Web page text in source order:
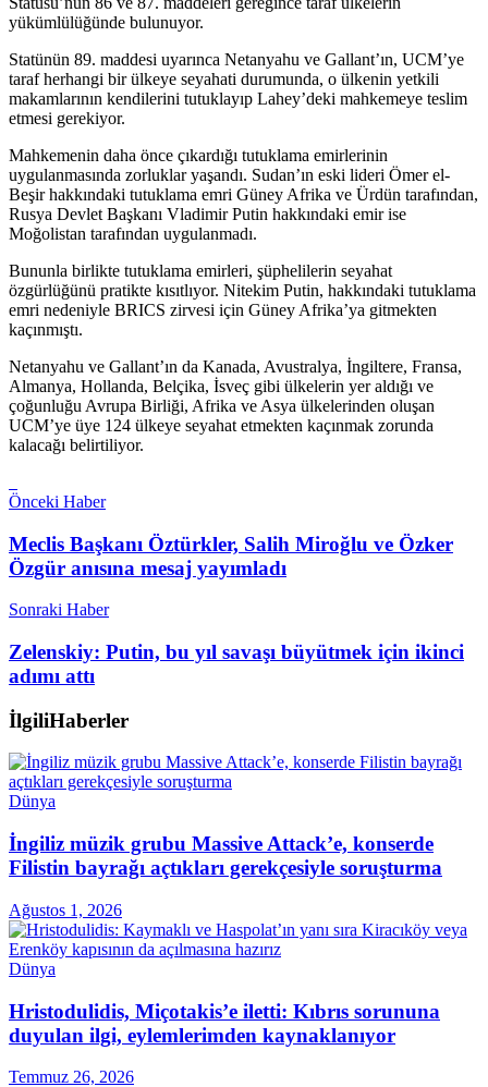
yükümlülüğünde bulunuyor.
Statünün 89. maddesi uyarınca Netanyahu ve Gallant’ın, UCM’ye
taraf herhangi bir ülkeye seyahati durumunda, o ülkenin yetkili
makamlarının kendilerini tutuklayıp Lahey’deki mahkemeye teslim
etmesi gerekiyor.
Mahkemenin daha önce çıkardığı tutuklama emirlerinin
uygulanmasında zorluklar yaşandı. Sudan’ın eski lideri Ömer el-
Beşir hakkındaki tutuklama emri Güney Afrika ve Ürdün tarafından,
Rusya Devlet Başkanı Vladimir Putin hakkındaki emir ise
Moğolistan tarafından uygulanmadı.
Bununla birlikte tutuklama emirleri, şüphelilerin seyahat
özgürlüğünü pratikte kısıtlıyor. Nitekim Putin, hakkındaki tutuklama
emri nedeniyle BRICS zirvesi için Güney Afrika’ya gitmekten
kaçınmıştı.
Netanyahu ve Gallant’ın da Kanada, Avustralya, İngiltere, Fransa,
Almanya, Hollanda, Belçika, İsveç gibi ülkelerin yer aldığı ve
çoğunluğu Avrupa Birliği, Afrika ve Asya ülkelerinden oluşan
UCM’ye üye 124 ülkeye seyahat etmekten kaçınmak zorunda
kalacağı belirtiliyor.
Önceki Haber
Meclis Başkanı Öztürkler, Salih Miroğlu ve Özker
Özgür anısına mesaj yayımladı
Sonraki Haber
Zelenskiy: Putin, bu yıl savaşı büyütmek için ikinci
adımı attı
İlgiliHaberler
Dünya
İngiliz müzik grubu Massive Attack’e, konserde
Filistin bayrağı açtıkları gerekçesiyle soruşturma
Ağustos 1, 2026
Dünya
Hristodulidis, Miçotakis’e iletti: Kıbrıs sorununa
duyulan ilgi, eylemlerimden kaynaklanıyor
Temmuz 26, 2026